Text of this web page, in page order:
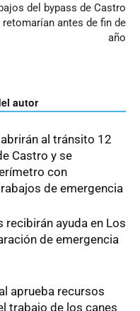
del bypass de Castro
retomarían antes de fin de
año
autor
al tránsito 12
Castro y se
con
de emergencia
ayuda en Los
de emergencia
aprueba recursos
trabajo de los canes